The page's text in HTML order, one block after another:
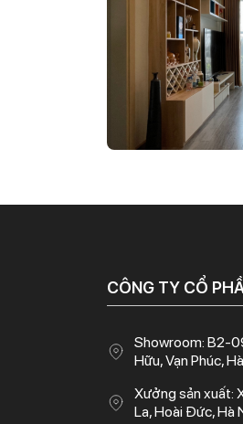
CÔNG TY CỔ
Showroom: B2-
Hữu, Vạn Phúc,
Xưởng sản xuất:
La, Hoài Đức, Hà